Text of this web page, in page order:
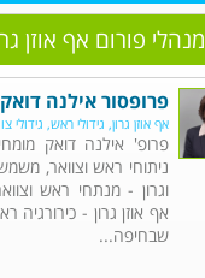
מנהלי פורום אף אוזן
פרופסור אילנה דואק
אף אוזן גרון, גידולי ראש, גידולי
פרופ' אילנה דואק
ניתוחי ראש וצוואר,
וגרון - מנתחי ראש
אף אוזן גרון - כירורגיה
שבחיפה...